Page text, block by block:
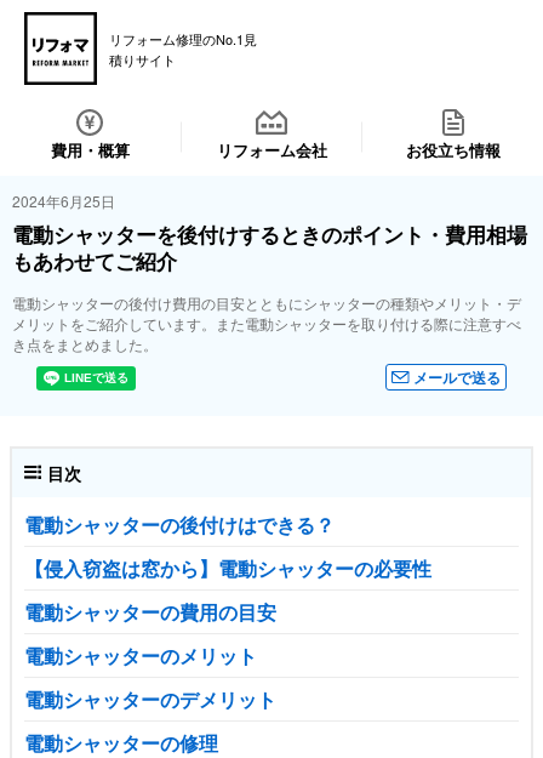
リフォーム修理のNo.1見
積りサイト
費用・概算 リフォーム会社 お役立ち情報
2024年6月25日
電動シャッターを後付けするときのポイント・費用相場
もあわせてご紹介
電動シャッターの後付け費用の目安とともにシャッターの種類やメリット・デ
メリットをご紹介しています。また電動シャッターを取り付ける際に注意すべ
き点をまとめました。
メールで送る
目次
電動シャッターの後付けはできる？
【侵入窃盗は窓から】電動シャッターの必要性
電動シャッターの費用の目安
電動シャッターのメリット
電動シャッターのデメリット
電動シャッターの修理